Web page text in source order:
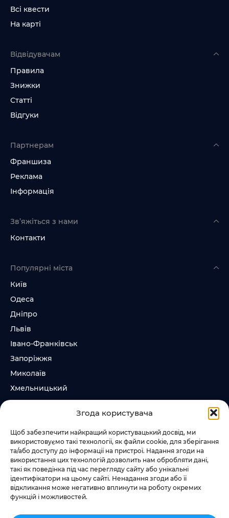
Згода користувача
Щоб забезпечити найкращий користувацький досвід, ми
використовуємо такі технології, як файли cookie, для зберігання
та/або доступу до інформації на пристрої. Надання згоди на
використання цих технологій дозволить нам обробляти дані,
такі як поведінка під час перегляду сайту або унікальні
ідентифікатори на цьому сайті. Ненадання згоди або її
відкликання може негативно вплинути на роботу окремих
функцій і можливостей.
Всі квести
На карті
Відвідувачам
Правила
Знижки
Статті
Відгуки
Партнерам
Франшиза
Реклама
Інформація
Зв’яжіться з нами
Контакти
Популярні міста
Київ
Одеса
Дніпро
Львів
Івано-Франківськ
Запоріжжя
Миколаїв
Хмельницький
Суми
Слідкувати за нами
+38 073 185 81 11
+38 067 457 86 44